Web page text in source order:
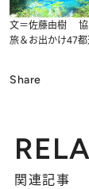
文＝佐藤由樹 協
旅＆お出かけ47
Share
関連記事